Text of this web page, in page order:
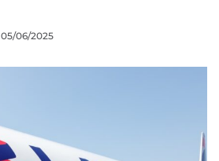
05/06/2025